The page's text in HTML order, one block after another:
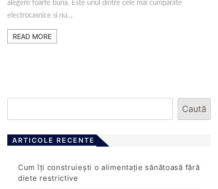
alegere foarte buna. Este unul dintre cele mai cumparate
electrocasnice si nu…
READ MORE
Caută
ARTICOLE RECENTE
Cum îți construiești o alimentație sănătoasă fără
diete restrictive